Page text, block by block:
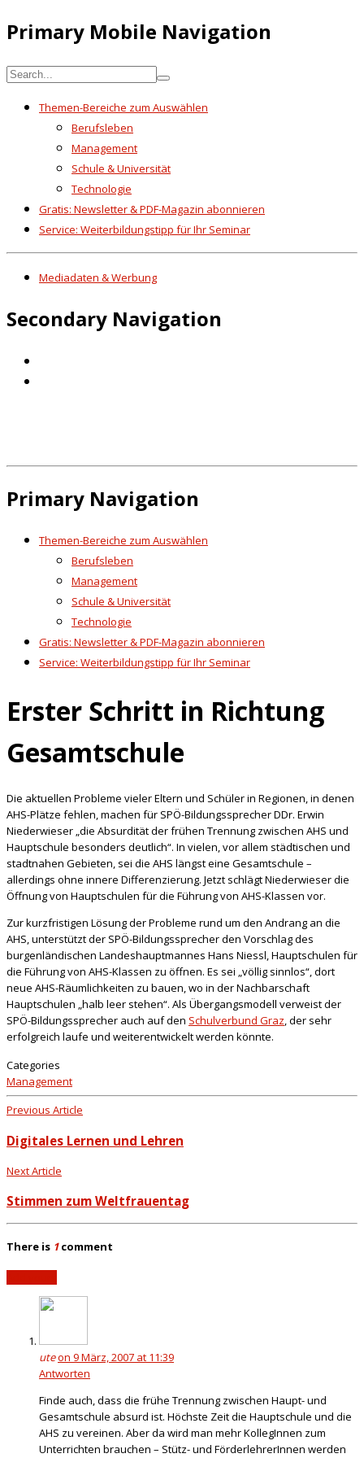
Primary Mobile Navigation
Themen-Bereiche zum Auswählen
Berufsleben
Management
Schule & Universität
Technologie
Gratis: Newsletter & PDF-Magazin abonnieren
Service: Weiterbildungstipp für Ihr Seminar
Mediadaten & Werbung
Secondary Navigation
Primary Navigation
Themen-Bereiche zum Auswählen
Berufsleben
Management
Schule & Universität
Technologie
Gratis: Newsletter & PDF-Magazin abonnieren
Service: Weiterbildungstipp für Ihr Seminar
Erster Schritt in Richtung
Gesamtschule
Die aktuellen Probleme vieler Eltern und Schüler in Regionen, in denen
AHS-Plätze fehlen, machen für SPÖ-Bildungssprecher DDr. Erwin
Niederwieser „die Absurdität der frühen Trennung zwischen AHS und
Hauptschule besonders deutlich“. In vielen, vor allem städtischen und
stadtnahen Gebieten, sei die AHS längst eine Gesamtschule –
allerdings ohne innere Differenzierung. Jetzt schlägt Niederwieser die
Öffnung von Hauptschulen für die Führung von AHS-Klassen vor.
Zur kurzfristigen Lösung der Probleme rund um den Andrang an die
AHS, unterstützt der SPÖ-Bildungssprecher den Vorschlag des
burgenländischen Landeshauptmannes Hans Niessl, Hauptschulen für
die Führung von AHS-Klassen zu öffnen. Es sei „völlig sinnlos“, dort
neue AHS-Räumlichkeiten zu bauen, wo in der Nachbarschaft
Hauptschulen „halb leer stehen“. Als Übergangsmodell verweist der
SPÖ-Bildungssprecher auch auf den Schulverbund Graz, der sehr
erfolgreich laufe und weiterentwickelt werden könnte.
Categories
Management
Previous Article
Digitales Lernen und Lehren
Next Article
Stimmen zum Weltfrauentag
There is 1comment
uteon 9 März, 2007 at 11:39
Antworten
Finde auch, dass die frühe Trennung zwischen Haupt- und
Gesamtschule absurd ist. Höchste Zeit die Hauptschule und die
AHS zu vereinen. Aber da wird man mehr KollegInnen zum
Unterrichten brauchen – Stütz- und FörderlehrerInnen werden